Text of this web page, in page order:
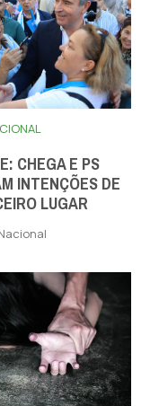
CHEGA E PS
INTENÇÕES DE
LUGAR